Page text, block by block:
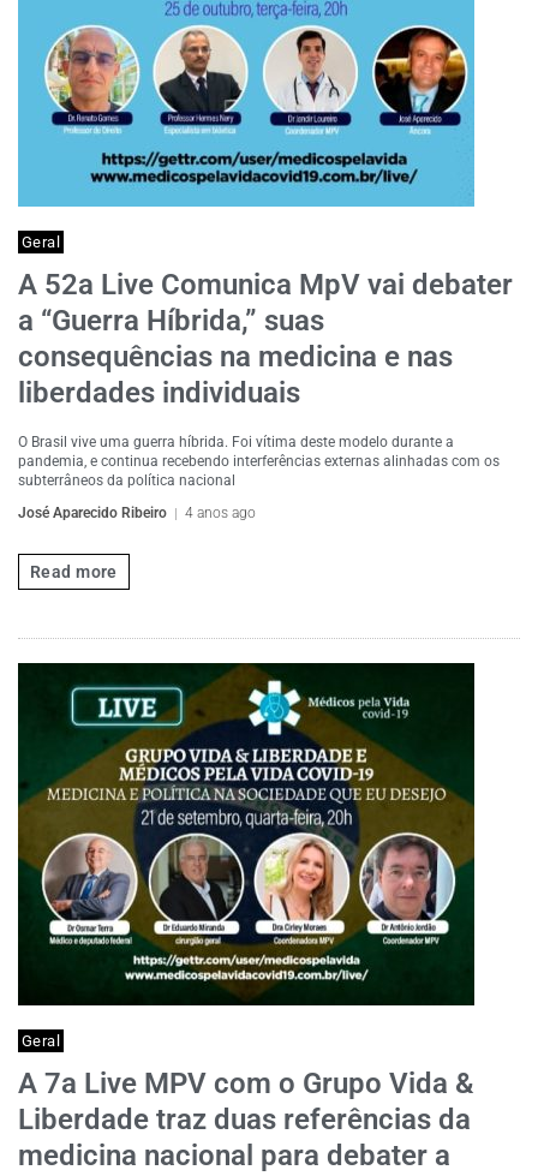
Geral
A 52a Live Comunica MpV vai debater
a “Guerra Híbrida,” suas
consequências na medicina e nas
liberdades individuais
O Brasil vive uma guerra híbrida. Foi vítima deste modelo durante a
pandemia, e continua recebendo interferências externas alinhadas com os
subterrâneos da política nacional
José Aparecido Ribeiro
4 anos ago
Read more
Geral
A 7a Live MPV com o Grupo Vida &
Liberdade traz duas referências da
medicina nacional para debater a